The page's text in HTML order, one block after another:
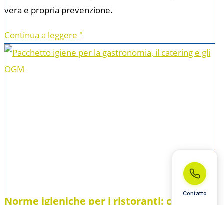
vera e propria prevenzione.
Continua a leggere "
Norme igieniche per i ristoranti: cosa si
Contatto